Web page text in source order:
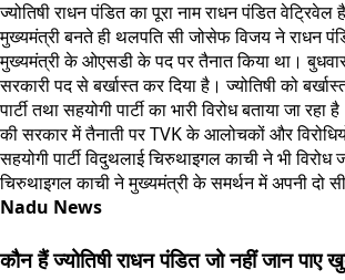
ज्योतिषी राधन पंडित का पूरा नाम राधन पंडित
मुख्यमंत्री बनते ही थलपति सी जोसेफ विजय ने राधन
मुख्यमंत्री के ओएसडी के पद पर तैनात किया था।
सरकारी पद से बर्खास्त कर दिया है। ज्योतिषी को
पार्टी तथा सहयोगी पार्टी का भारी विरोध बताया जा रहा
की सरकार में तैनाती पर TVK के आलोचकों और
सहयोगी पार्टी विदुथलाई चिरुथाइगल काची ने भी
चिरुथाइगल काची ने मुख्यमंत्री के समर्थन में अपनी दो
Nadu News
कौन हैं ज्योतिषी राधन पंडित जो नहीं जान पाए